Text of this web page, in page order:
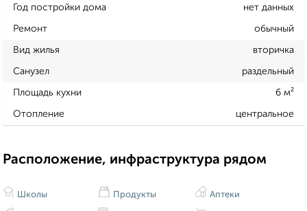
Год постройки дома нет данных
Ремонт обычный
Вид жилья вторичка
Санузел раздельный
Площадь кухни 6 м²
Отопление центральное
Расположение, инфраструктура рядом
Школы Продукты Аптеки